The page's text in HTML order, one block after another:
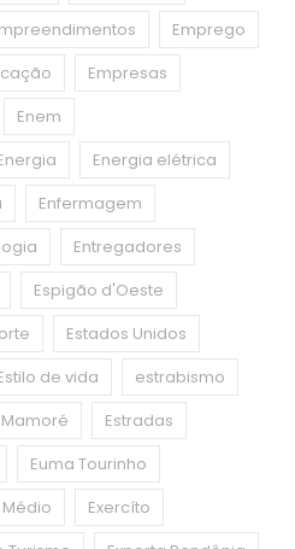
Emprego
Empresas
Enem
Energia elétrica
Enfermagem
Entregadores
Espigão d'Oeste
Estados Unidos
de vida
estrabismo
Estradas
Euma Tourinho
Exercíto